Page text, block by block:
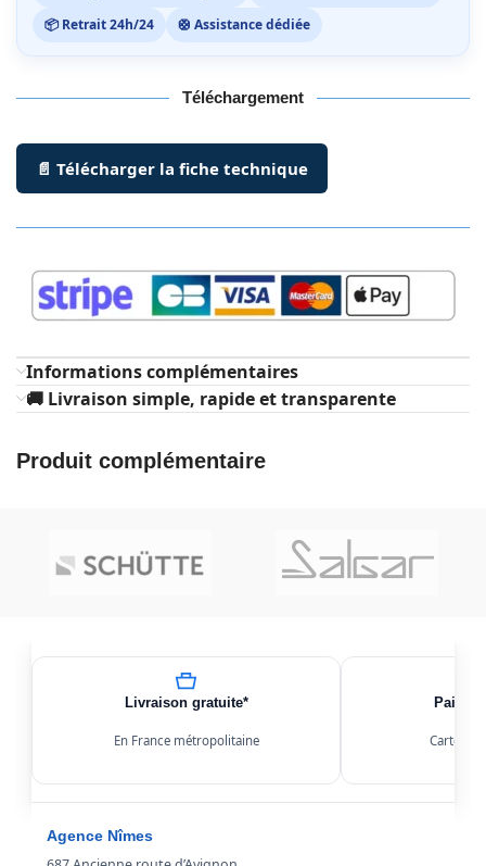
📦 Retrait 24h/24
🛟 Assistance dédiée
Téléchargement
📄 Télécharger la fiche technique
Informations complémentaires
🚚 Livraison simple, rapide et transparente
Produit complémentaire
Livraison gratuite*
En France métropolitaine Carte,
Agence Nîmes